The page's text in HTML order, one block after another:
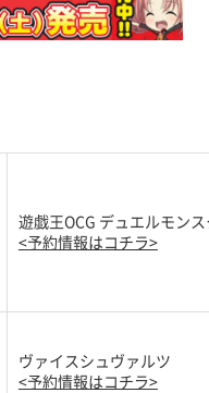
遊戯王OCG デュエルモン
<予約情報はコチラ>
ヴァイスシュヴァルツ
<予約情報はコチラ>